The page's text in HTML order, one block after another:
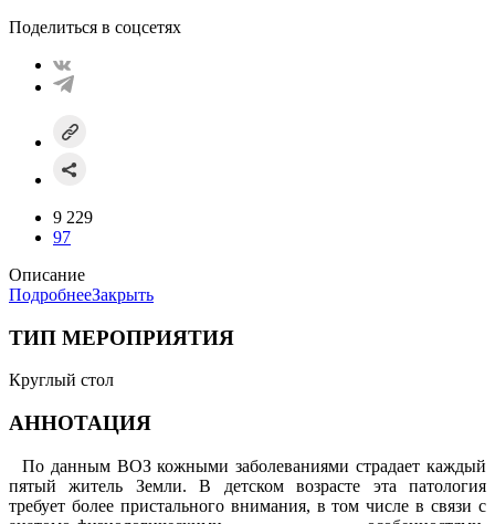
Поделиться в соцсетях
9 229
97
Описание
ПодробнееЗакрыть
ТИП МЕРОПРИЯТИЯ
Круглый стол
АННОТАЦИЯ
По данным ВОЗ кожными заболеваниями страдает каждый
пятый житель Земли. В детском возрасте эта патология
требует более пристального внимания, в том числе в связи с